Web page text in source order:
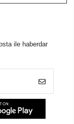
ile haberdar